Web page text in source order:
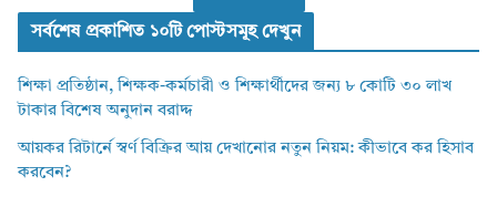
সর্বশেষ প্রকাশিত ১০টি পোস্টসমূহ দেখুন
শিক্ষা প্রতিষ্ঠান, শিক্ষক-কর্মচারী ও শিক্ষার্থীদের জন্য ৮ কোটি ৩০ লাখ
টাকার বিশেষ অনুদান বরাদ্দ
আয়কর রিটার্নে স্বর্ণ বিক্রির আয় দেখানোর নতুন নিয়ম: কীভাবে কর হিসাব
করবেন?